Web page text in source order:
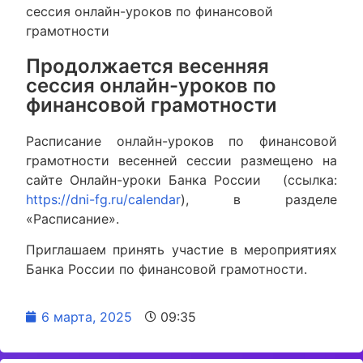
сессия онлайн-уроков по финансовой
грамотности
Продолжается весенняя
сессия онлайн-уроков по
финансовой грамотности
Расписание онлайн-уроков по финансовой
грамотности весенней сессии размещено на
сайте Онлайн-уроки Банка России (ссылка:
https://dni-fg.ru/calendar), в разделе
«Расписание».
Приглашаем принять участие в мероприятиях
Банка России по финансовой грамотности.
6 марта, 2025 09:35